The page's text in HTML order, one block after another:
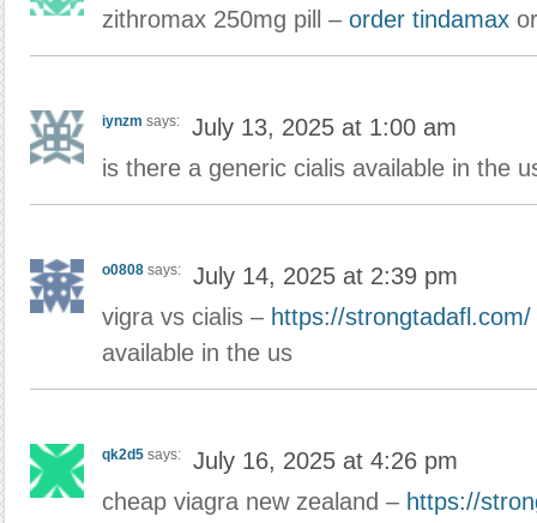
zithromax 250mg pill – order tindamax
iynzm says:
July 13, 2025 at 1:00 am
is there a generic cialis available in the
o0808 says:
July 14, 2025 at 2:39 pm
vigra vs cialis – https://strongtadafl.com/
available in the us
qk2d5 says:
July 16, 2025 at 4:26 pm
cheap viagra new zealand – https://